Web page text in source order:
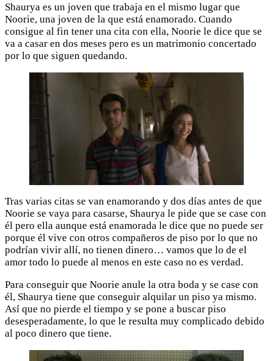
Shaurya es un joven que trabaja en el mismo lugar que
Noorie, una joven de la que está enamorado. Cuando
consigue al fin tener una cita con ella, Noorie le dice que se
va a casar en dos meses pero es un matrimonio concertado
por lo que siguen quedando.
Tras varias citas se van enamorando y dos días antes de que
Noorie se vaya para casarse, Shaurya le pide que se case con
él pero ella aunque está enamorada le dice que no puede ser
porque él vive con otros compañeros de piso por lo que no
podrían vivir allí, no tienen dinero… vamos que lo de el
amor todo lo puede al menos en este caso no es verdad.
Para conseguir que Noorie anule la otra boda y se case con
él, Shaurya tiene que conseguir alquilar un piso ya mismo.
Así que no pierde el tiempo y se pone a buscar piso
desesperadamente, lo que le resulta muy complicado debido
al poco dinero que tiene.